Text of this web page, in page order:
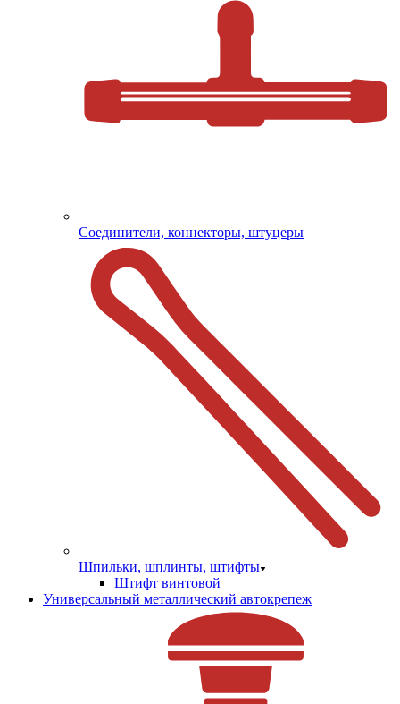
Соединители, коннекторы, штуцеры
Шпильки, шплинты, штифты
Штифт винтовой
Универсальный металлический автокрепеж